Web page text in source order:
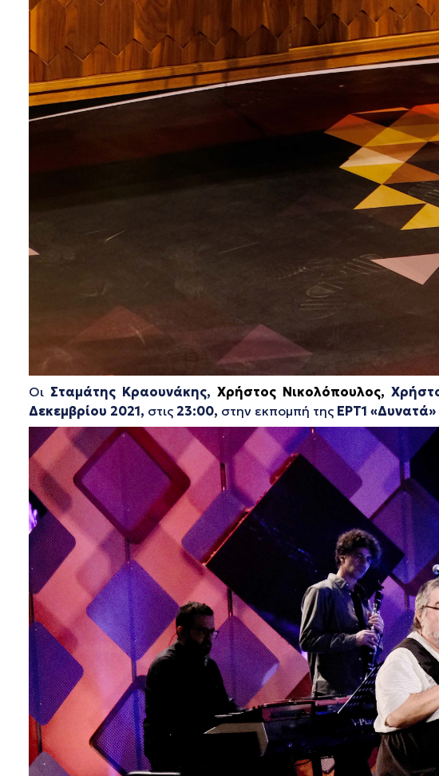
Οι Σταμάτης Κραουνάκης, Χρήστος Νικολόπουλος,
Δεκεμβρίου 2021, στις 23:00, στην εκπομπή της ΕΡΤ1 «Δυνατά»